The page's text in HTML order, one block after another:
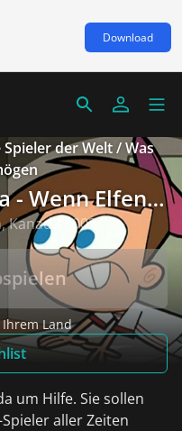
Download
der Welt / Was
- Wenn Elfen
2002
Land
um Hilfe. Sie sollen
aller Zeiten